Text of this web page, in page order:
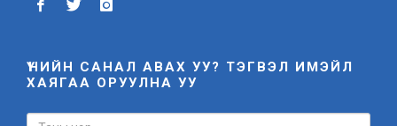
ҮНИЙН САНАЛ АВАХ УУ? ТЭГВЭЛ ИМЭЙЛ
ХАЯГАА ОРУУЛНА УУ